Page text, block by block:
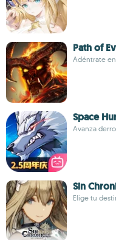
Path of
Adéntrate
Space
Avanza
Sin
Elige tu